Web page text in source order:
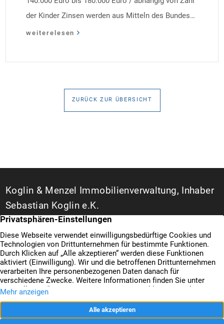
der Kinder Zinsen werden aus Mitteln des Bundes
verbilligt: Heutiger Zins bei 0,53 Prozent effektiv bei
Antragstellende verpflichten sich zu energetischer
Sanierung in Einzelmaßnahmen […]
weiterelesen
ZURÜCK ZUR ÜBERSICHT
Koglin & Menzel Immobilienverwaltung, Inhaber
Sebastian Koglin e.K.
WEG- und Hausverwalter in Duisburg
Bismarckstraße 142 A
47057 Duisburg
+49 203 3487777
Datenschutz